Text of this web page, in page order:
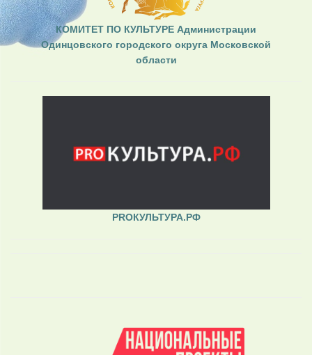
КОМИТЕТ ПО КУЛЬТУРЕ Администрации
Одинцовского городского округа Московской
области
PROКУЛЬТУРА.РФ